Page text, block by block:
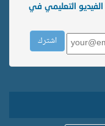
التعليمي في